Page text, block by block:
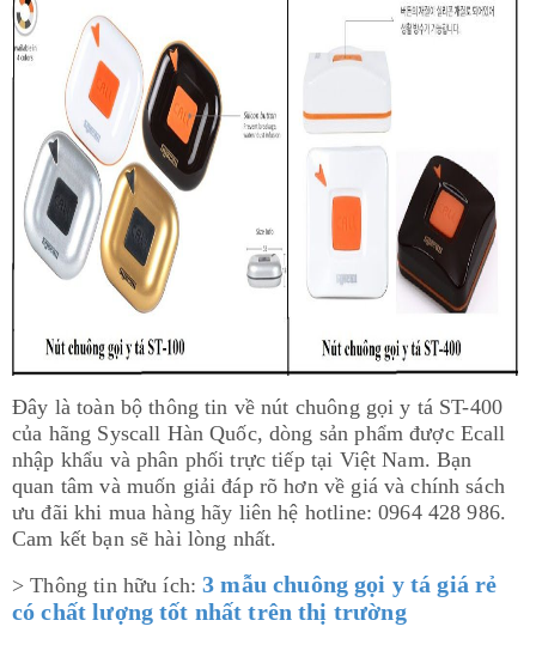
Đây là toàn bộ thông tin về nút chuông gọi y tá ST-400
của hãng Syscall Hàn Quốc, dòng sản phẩm được Ecall
nhập khẩu và phân phối trực tiếp tại Việt Nam. Bạn
quan tâm và muốn giải đáp rõ hơn về giá và chính sách
ưu đãi khi mua hàng hãy liên hệ hotline: 0964 428 986.
Cam kết bạn sẽ hài lòng nhất.
> Thông tin hữu ích:3 mẫu chuông gọi y tá giá rẻ
có chất lượng tốt nhất trên thị trường